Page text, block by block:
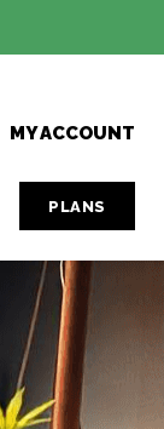
MY ACCOUNT
PLANS